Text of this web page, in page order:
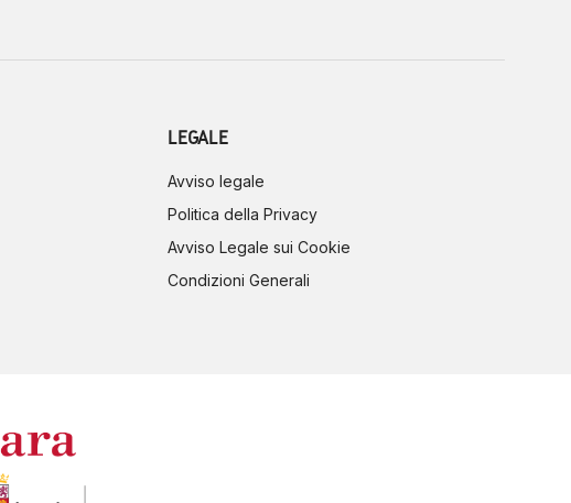
LEGALE
Avviso legale
Politica della Privacy
Avviso Legale sui Cookie
Condizioni Generali